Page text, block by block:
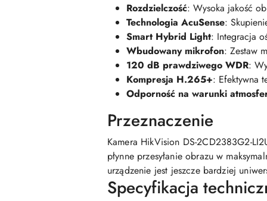
Rozdzielczość: Wysoka jakość
Technologia AcuSense:
Smart Hybrid Light: Integracja
Wbudowany mikrofon: Zestaw
120 dB prawdziwego WDR:
Kompresja H.265+: Efektywna
Odporność na warunki
Przeznaczenie
Kamera HikVision DS-2CD2383G2-
płynne przesyłanie obrazu w
urządzenie jest jeszcze bardziej
Specyfikacja